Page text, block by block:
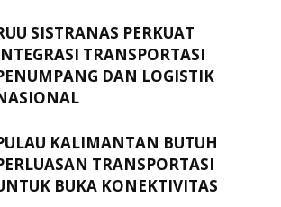
SISTRANAS PERKUAT
TRANSPORTASI
DAN LOGISTIK
KALIMANTAN BUTUH
TRANSPORTASI
BUKA KONEKTIVITAS